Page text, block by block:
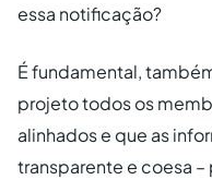
essa notificação?
É fundamental,
projeto todos os
alinhados e que as
transparente e coesa –